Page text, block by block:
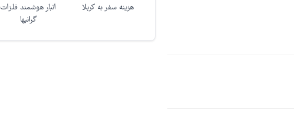
هزینه سفر به کربلا
انبار هوشمند فلزات
گرانبها